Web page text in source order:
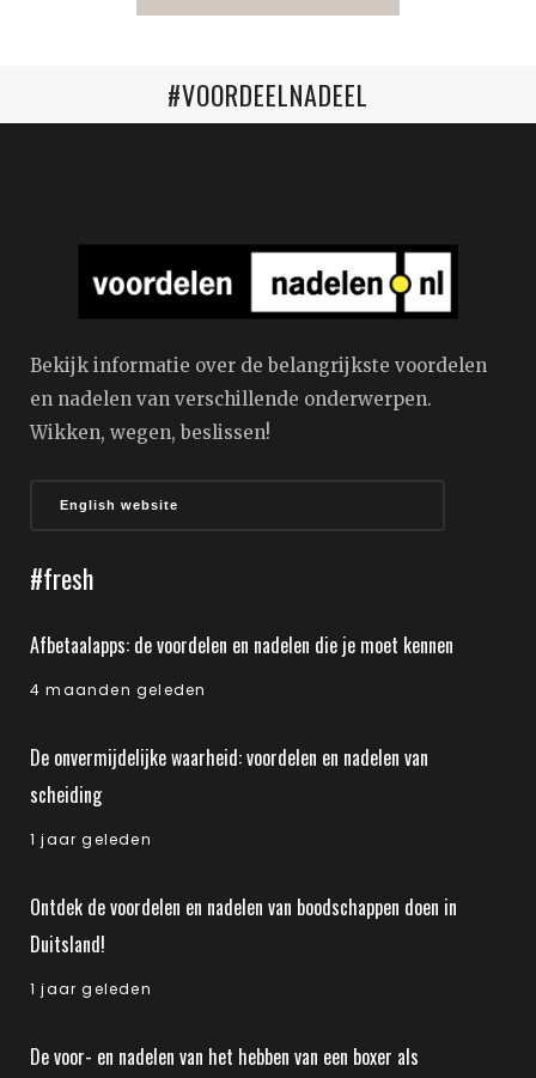
#VOORDEELNADEEL
Bekijk informatie over de belangrijkste voordelen
en nadelen van verschillende onderwerpen.
Wikken, wegen, beslissen!
English website
#fresh
Afbetaalapps: de voordelen en nadelen die je moet kennen
4 maanden geleden
De onvermijdelijke waarheid: voordelen en nadelen van
scheiding
1 jaar geleden
Ontdek de voordelen en nadelen van boodschappen doen in
Duitsland!
1 jaar geleden
De voor- en nadelen van het hebben van een boxer als